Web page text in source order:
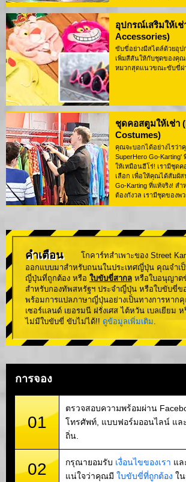
อุปกรณ์เสริมให้เช่
Accessories)
ขับขี่อย่างมีสไตล์ด้วยอุป
เพิ่มสีสันให้กับชุดของคุ
หมวกสุดแนวขณะขับขี่ผ่
ชุดคอสตูมให้เช่า
Costumes)
คุณจะบอกได้อย่างไรว่
SuperHero Go-Karting'
ให้เหมือนฮีโร่! เรามีชุด
เลือก เพื่อให้คุณได้สัมผั
Go-Karting ที่แท้จริง! ส
ต้องกังวล เรามีชุดของพ
คำเตือน
โกคาร์ทสำเพาะของ Street
ออกแบบมาสำหรับถนนในประเทศญี่ปุ่น คุณจำเ
ญี่ปุ่นที่ถูกต้อง หรือ ใบขับขี่สากล หรือใบอนุญาต
สำหรับกองทัพสหรัฐฯ ประจำญี่ปุ่น หรือใบขับขี่ข
พร้อมการแปลภาษาญี่ปุ่นอย่างเป็นทางการหาก
เซอร์แลนด์ เยอรมนี ฝรั่งเศส ไต้หวัน เบลเยียม
ไม่มีใบขับขี่ ขับไม่ได้!! ดูข้อมูลเพิ่มเติม.
การจอง
01
ตรวจสอบความพร้อมผ่าน
โทรศัพท์, แบบฟอร์มออนไลน์ แล
ถิ่น.
02 กรุณายอมรับ เงื่อนไขของเรา แล
แน่ใจว่าคุณมี ใบขับขี่ที่ถูกต้อง ใ